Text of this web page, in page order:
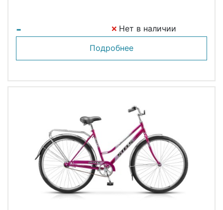
-
Нет в наличии
Подробнее